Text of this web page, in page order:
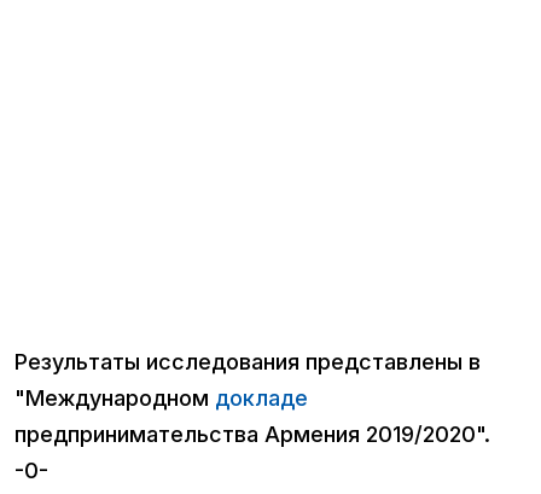
Результаты исследования представлены в
"Международном докладе
предпринимательства Армения 2019/2020".
-0-